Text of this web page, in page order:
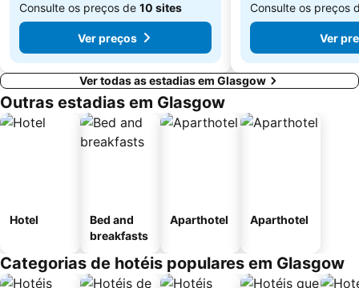
Consulte os preços de 10 sites
De
€ 142 Ver preços
Consulte os preços
De
€ 60 Ver
Ver todas as estadias em Glasgow
Outras estadias em Glasgow
Hotel
Bed and
breakfasts
Aparthotel Aparthotel
Categorias de hotéis populares em Glasgow